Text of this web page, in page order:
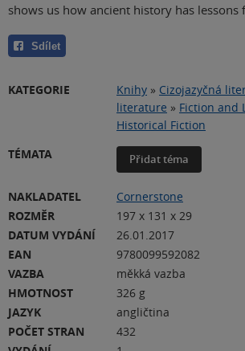
shows us how ancient history has
Sdílet
KATEGORIE Knihy » Cizojazyčná
literature » Fiction and
Historical Fiction
TÉMATA
Přidat téma
NAKLADATEL
Cornerstone
ROZMĚR
197 x 131 x 29
DATUM VYDÁNÍ
26.01.2017
EAN
9780099592082
VAZBA
měkká vazba
HMOTNOST
326 g
JAZYK
angličtina
POČET STRAN
432